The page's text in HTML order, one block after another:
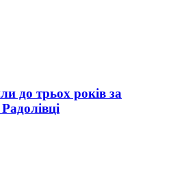
до трьох років за